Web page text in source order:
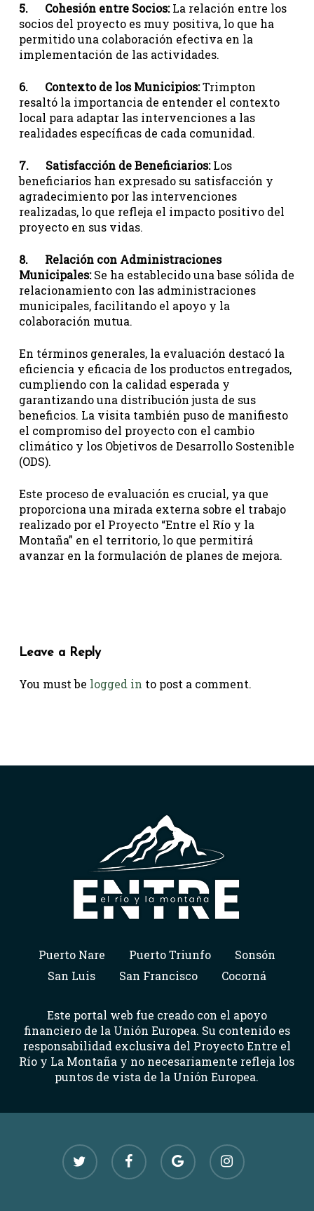
5. Cohesión entre Socios:La relación entre los
socios del proyecto es muy positiva, lo que ha
permitido una colaboración efectiva en la
implementación de las actividades.
6. Contexto de los Municipios:Trimpton
resaltó la importancia de entender el contexto
local para adaptar las intervenciones a las
realidades específicas de cada comunidad.
7. Satisfacción de Beneficiarios:Los
beneficiarios han expresado su satisfacción y
agradecimiento por las intervenciones
realizadas, lo que refleja el impacto positivo del
proyecto en sus vidas.
8. Relación con Administraciones
Municipales:Se ha establecido una base sólida de
relacionamiento con las administraciones
municipales, facilitando el apoyo y la
colaboración mutua.
En términos generales, la evaluación destacó la
eficiencia y eficacia de los productos entregados,
cumpliendo con la calidad esperada y
garantizando una distribución justa de sus
beneficios. La visita también puso de manifiesto
el compromiso del proyecto con el cambio
climático y los Objetivos de Desarrollo Sostenible
(ODS).
Este proceso de evaluación es crucial, ya que
proporciona una mirada externa sobre el trabajo
realizado por el Proyecto “Entre el Río y la
Montaña” en el territorio, lo que permitirá
avanzar en la formulación de planes de mejora.
Leave a Reply
You must be logged in to post a comment.
Puerto Nare Puerto Triunfo
Sonsón
San Luis
San Francisco Cocorná
Este portal web fue creado con el apoyo
financiero de la Unión Europea. Su contenido es
responsabilidad exclusiva del Proyecto Entre el
Río y La Montaña y no necesariamente refleja los
puntos de vista de la Unión Europea.
twitter facebook
google-
plus
instagram